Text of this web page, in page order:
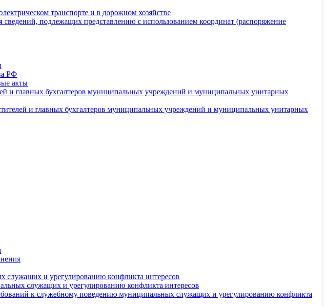
транспорте и в дорожном хозяйстве
подлежащих представлению с использованием координат (распоряжение
РФ
акты
и главных бухгалтеров муниципальных учреждений и муниципальных унитарных
и главных бухгалтеров муниципальных учреждений и муниципальных унитарных
и урегулированию конфликта интересов
служащих и урегулированию конфликта интересов
к служебному поведению муниципальных служащих и урегулированию конфликта